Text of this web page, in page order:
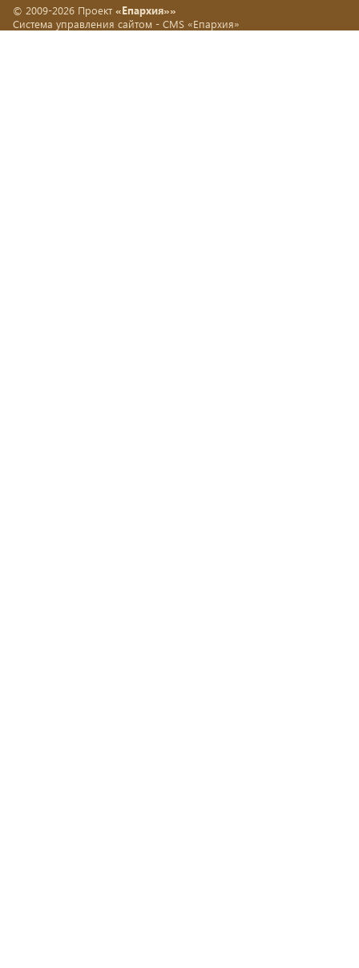
© 2009-2026 Проект «Епархия»»
Система управления сайтом - CMS «Епархия»